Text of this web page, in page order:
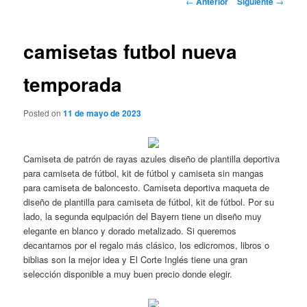
camisetas futbol nueva
temporada
Posted on11 de mayo de 2023
Camiseta de patrón de rayas azules diseño de plantilla deportiva
para camiseta de fútbol, kit de fútbol y camiseta sin mangas
para camiseta de baloncesto. Camiseta deportiva maqueta de
diseño de plantilla para camiseta de fútbol, kit de fútbol. Por su
lado, la segunda equipación del Bayern tiene un diseño muy
elegante en blanco y dorado metalizado. Si queremos
decantarnos por el regalo más clásico, los edicromos, libros o
biblias son la mejor idea y El Corte Inglés tiene una gran
selección disponible a muy buen precio donde elegir.